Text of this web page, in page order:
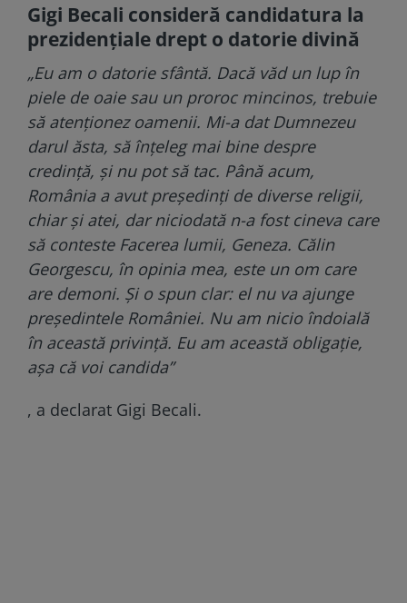
Gigi Becali consideră candidatura la
prezidențiale drept o datorie divină
„Eu am o datorie sfântă. Dacă văd un lup în
piele de oaie sau un proroc mincinos, trebuie
să atenționez oamenii. Mi-a dat Dumnezeu
darul ăsta, să înțeleg mai bine despre
credință, și nu pot să tac. Până acum,
România a avut președinți de diverse religii,
chiar și atei, dar niciodată n-a fost cineva care
să conteste Facerea lumii, Geneza. Călin
Georgescu, în opinia mea, este un om care
are demoni. Și o spun clar: el nu va ajunge
președintele României. Nu am nicio îndoială
în această privință. Eu am această obligație,
așa că voi candida”
, a declarat Gigi Becali.